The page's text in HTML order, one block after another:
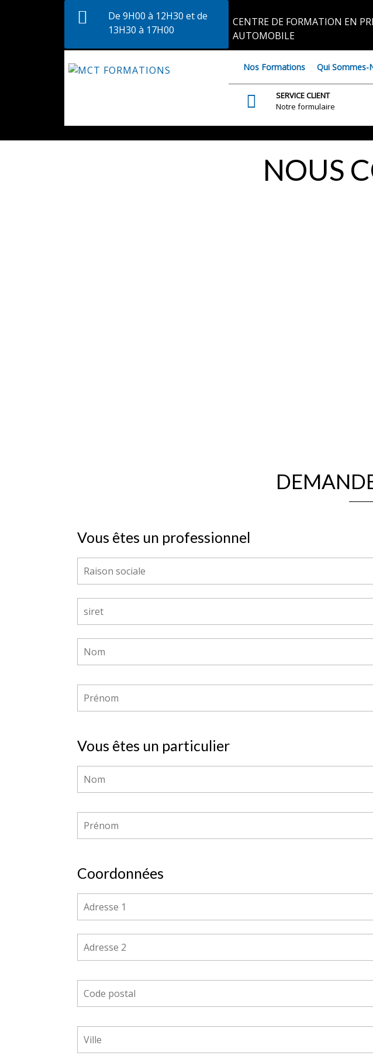
De 9H00 à 12H30 et de
13H30 à 17H00
CENTRE DE FORMATION EN
AUTOMOBILE
Nos Formations Qui Sommes-
SERVICE CLIENT
Notre formulaire
NOUS
Vous êtes un professionnel
Vous êtes un particulier
Coordonnées